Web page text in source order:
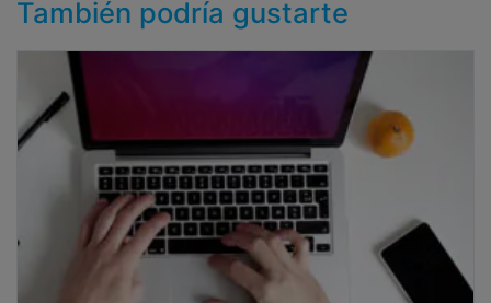
También podría gustarte